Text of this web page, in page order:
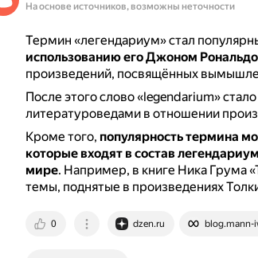
На основе источников, возможны неточности
Термин «легендариум» стал
использованию его Джоном
произведений, посвящённых
После этого слово «legendarium»
литературоведами в отношении
Кроме того, популярность термина
которые входят в состав
мире. Например, в книге Ника Грума
темы, поднятые в произведениях
0 dzen.ru blog.mann-